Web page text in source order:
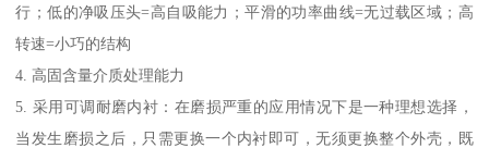
行；低的净吸压头=高自吸能力；平滑的功率曲线=无过载区域；高
转速=小巧的结构
4. 高固含量介质处理能力
5. 采用可调耐磨内衬：在磨损严重的应用情况下是一种理想选择，
当发生磨损之后，只需更换一个内衬即可，无须更换整个外壳，既